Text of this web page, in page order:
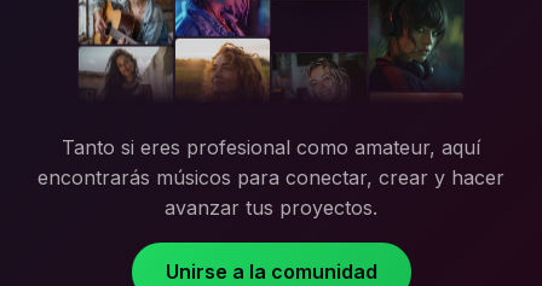
Tanto si eres profesional como amateur, aquí
encontrarás músicos para conectar, crear y hacer
avanzar tus proyectos.
Unirse a la comunidad